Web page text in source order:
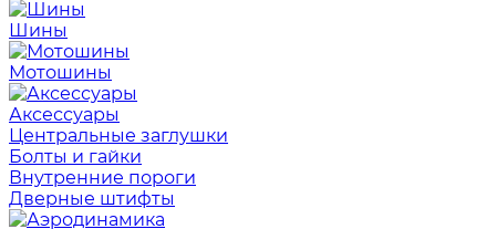
Шины
Мотошины
Аксессуары
Центральные заглушки
Болты и гайки
Внутренние пороги
Дверные штифты